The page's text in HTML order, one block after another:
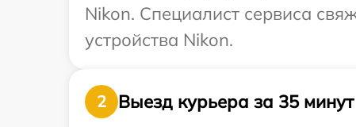
Nikon. Специалист сервиса
устройства Nikon.
2
Выезд курьера за 35 минут